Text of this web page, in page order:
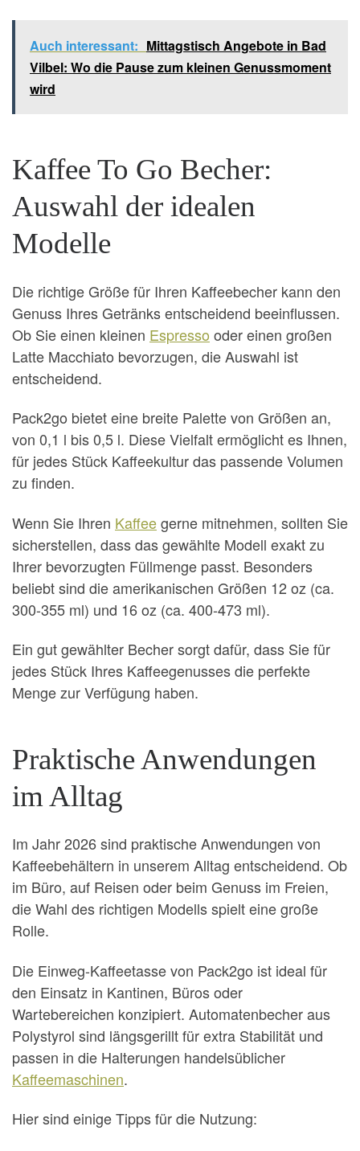
Auch interessant: Mittagstisch Angebote in Bad
Vilbel: Wo die Pause zum kleinen Genussmoment
wird
Kaffee To Go Becher:
Auswahl der idealen
Modelle
Die richtige Größe für Ihren Kaffeebecher kann den
Genuss Ihres Getränks entscheidend beeinflussen.
Ob Sie einen kleinen Espresso oder einen großen
Latte Macchiato bevorzugen, die Auswahl ist
entscheidend.
Pack2go bietet eine breite Palette von Größen an,
von 0,1 l bis 0,5 l. Diese Vielfalt ermöglicht es Ihnen,
für jedes Stück Kaffeekultur das passende Volumen
zu finden.
Wenn Sie Ihren Kaffeegerne mitnehmen, sollten Sie
sicherstellen, dass das gewählte Modell exakt zu
Ihrer bevorzugten Füllmenge passt. Besonders
beliebt sind die amerikanischen Größen 12 oz (ca.
300-355 ml) und 16 oz (ca. 400-473 ml).
Ein gut gewählter Becher sorgt dafür, dass Sie für
jedes Stück Ihres Kaffeegenusses die perfekte
Menge zur Verfügung haben.
Praktische Anwendungen
im Alltag
Im Jahr 2026 sind praktische Anwendungen von
Kaffeebehältern in unserem Alltag entscheidend. Ob
im Büro, auf Reisen oder beim Genuss im Freien,
die Wahl des richtigen Modells spielt eine große
Rolle.
Die Einweg-Kaffeetasse von Pack2go ist ideal für
den Einsatz in Kantinen, Büros oder
Wartebereichen konzipiert. Automatenbecher aus
Polystyrol sind längsgerillt für extra Stabilität und
passen in die Halterungen handelsüblicher
Kaffeemaschinen.
Hier sind einige Tipps für die Nutzung: